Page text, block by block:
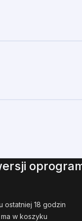
ostatniej 18 godzin
w koszyku